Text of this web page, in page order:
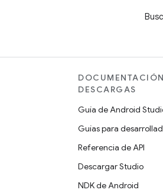
DESCARGAS
Guía de Android
Guías para
Referencia de API
Descargar Studio
NDK de Android